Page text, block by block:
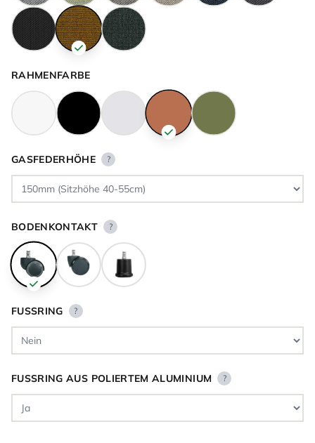
RAHMENFARBE
GASFEDERHÖHE ?
BODENKONTAKT ?
FUSSRING ?
FUSSRING AUS POLIERTEM ALUMINIUM ?